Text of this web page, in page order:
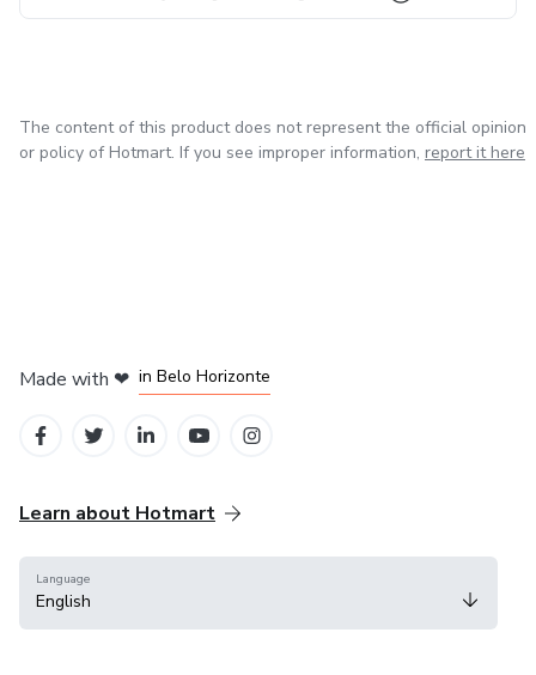
The content of this product does not represent the official opinion
or policy of Hotmart. If you see improper information, report it here
Made with ❤ in Belo Horizonte
Learn about Hotmart
Language
English